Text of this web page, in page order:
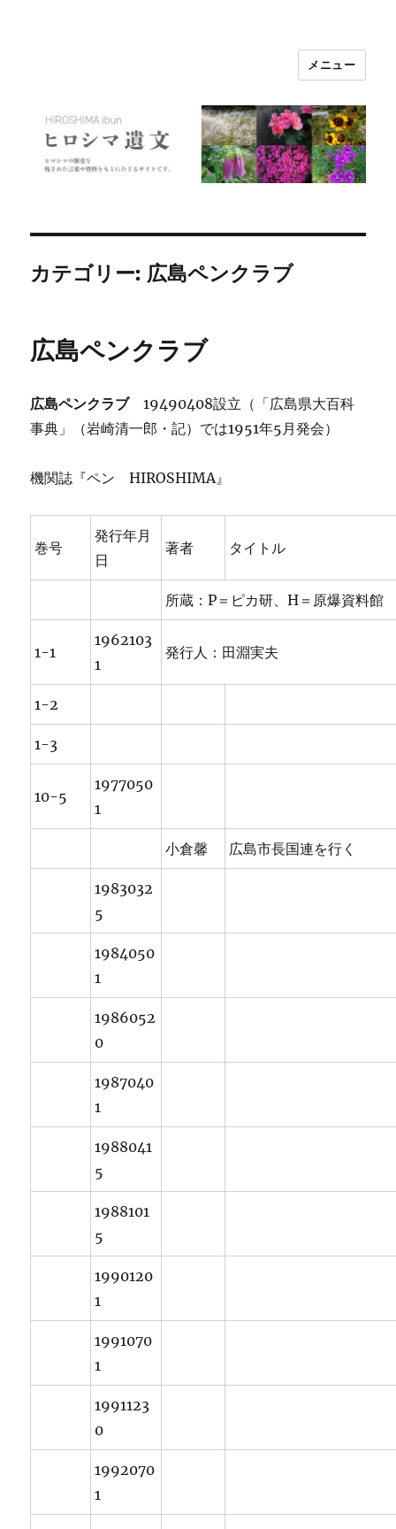
メニュー
カテゴリー: 広島ペンクラブ
広島ペンクラブ
広島ペンクラブ19490408設立（「広島県大百科
事典」（岩崎清一郎・記）では1951年5月発会）
機関誌『ペン HIROSHIMA』
巻号
発行年月
日
著者 タイトル
所蔵：P＝ピカ研、H＝原爆資料館
1-1
1962103
1
発行人：田淵実夫
1-2
1-3
10-5
1977050
1
小倉馨 広島市長国連を行く
1983032
5
1984050
1
1986052
0
1987040
1
1988041
5
1988101
5
1990120
1
1991070
1
1991123
0
1992070
1